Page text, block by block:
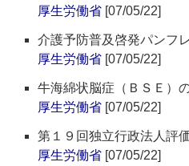
厚生労働省 [07/05/22]
介護予防普及啓発パンフ
厚生労働省 [07/05/22]
牛海綿状脳症（ＢＳＥ）
厚生労働省 [07/05/22]
第１９回独立行政法人評
厚生労働省 [07/05/22]